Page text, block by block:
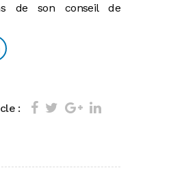
de son conseil de
: